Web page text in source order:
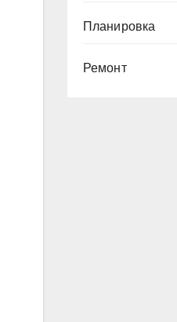
Планировка
Ремонт